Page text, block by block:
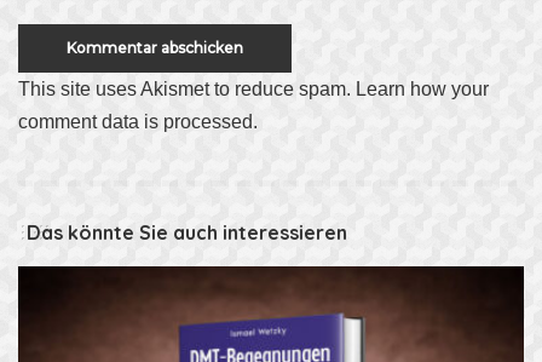
This site uses Akismet to reduce spam. Learn how your
comment data is processed.
Das könnte Sie auch interessieren